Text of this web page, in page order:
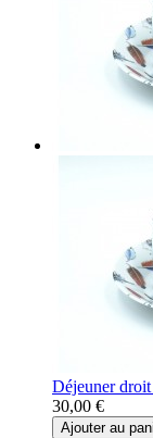
Déjeuner
30,00 €
Ajouter au